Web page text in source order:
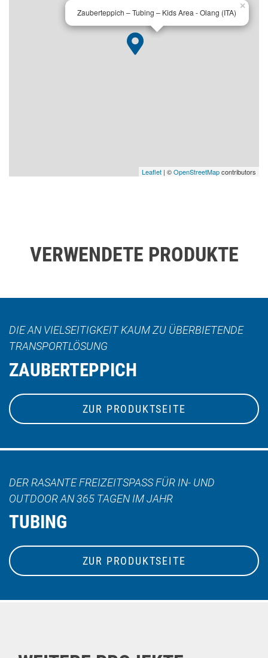
Zauberteppich – Tubing – Kids Area - Olang (ITA)
×
Leaflet | ©OpenStreetMapcontributors
VERWENDETE PRODUKTE
DIE AN VIELSEITIGKEIT KAUM ZU ÜBERBIETENDE
TRANSPORTLÖSUNG
ZAUBERTEPPICH
ZUR PRODUKTSEITE
DER RASANTE FREIZEITSPASS FÜR IN- UND O
UTDOOR AN 365 TAGEN IM JAHR
TUBING
ZUR PRODUKTSEITE